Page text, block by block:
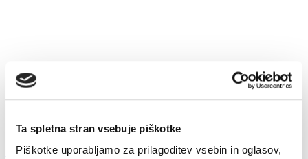
Ta spletna stran vsebuje piškotke
Piškotke uporabljamo za prilagoditev vsebin in oglasov,
Kako varčevati v kuhinji?